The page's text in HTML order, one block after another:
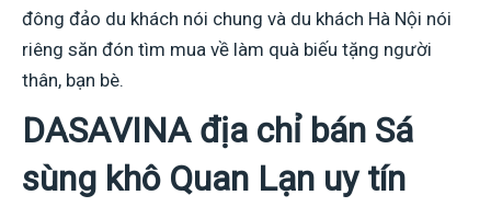
đông đảo du khách nói chung và du khách Hà Nội nói
riêng săn đón tìm mua về làm quà biếu tặng người
thân, bạn bè.
DASAVINA địa chỉ bán Sá
sùng khô Quan Lạn uy tín